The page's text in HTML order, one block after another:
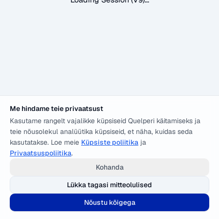
Me hindame teie privaatsust
Kasutame rangelt vajalikke küpsiseid Quelperi käitamiseks ja
teie nõusolekul analüütika küpsiseid, et näha, kuidas seda
kasutatakse. Loe meie Küpsiste poliitika ja
Privaatsuspoliitika.
Kohanda
Lükka tagasi mitteolulised
Nõustu kõigega